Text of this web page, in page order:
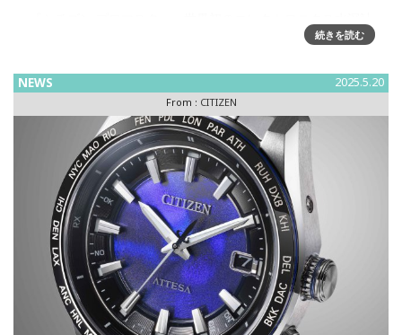
搭載ダイバーズウオッチ誕生40周年、「アクアランド 40周年
会社は、プロフェッショナルスポーツウオッチとしての高い
性
続きを読む
NEWS 2025.5.20
From : CITIZEN